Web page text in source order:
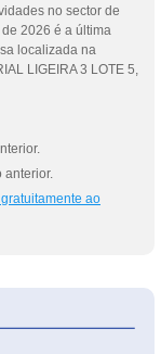
no sector de
2026 é a última
localizada na
LIGEIRA 3 LOTE 5,
anterior.
ao